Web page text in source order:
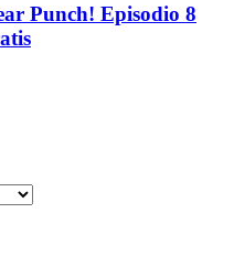
Punch! Episodio 8